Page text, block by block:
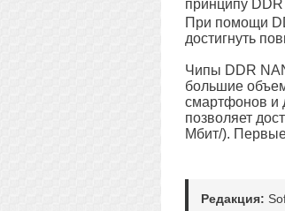
принципу
При помощи
достигнуть
Чипы DDR
большие
смартфонов и
позволяет
Мбит/).
Редакция: